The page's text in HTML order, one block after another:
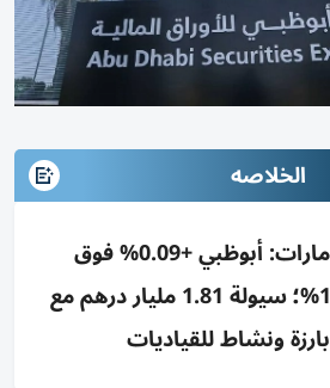
الخلاصه
تباين أسهم الإمارات: أبوظبي +0.09% فوق
10100 ودبي -1.49%؛ سيولة 1.81 مليار درهم مع
ونشاط للقياديات